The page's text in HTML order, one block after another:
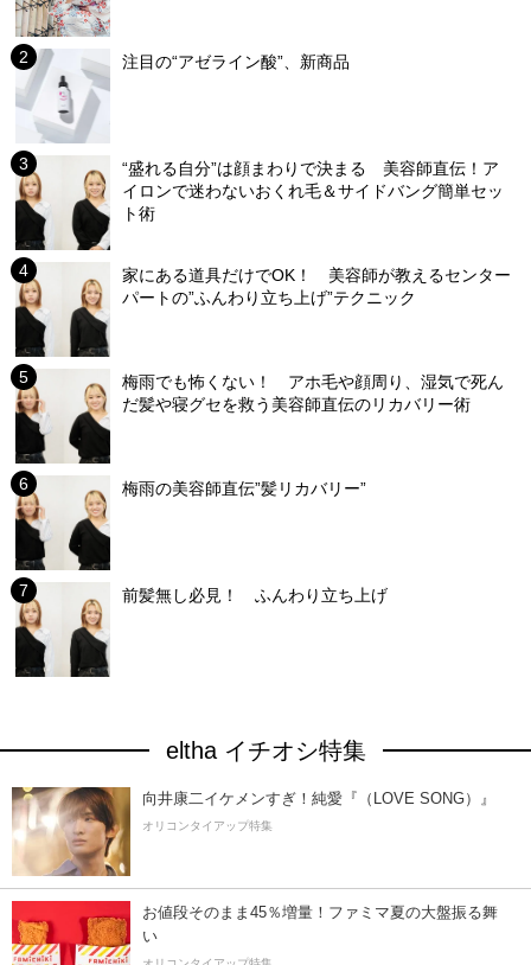
注目の“アゼライン酸”、新商品
“盛れる自分”は顔まわりで決まる 美容師直伝！ア
イロンで迷わないおくれ毛＆サイドバング簡単セッ
ト術
家にある道具だけでOK！ 美容師が教えるセンター
パートの”ふんわり立ち上げ”テクニック
梅雨でも怖くない！ アホ毛や顔周り、湿気で死ん
だ髪や寝グセを救う美容師直伝のリカバリー術
梅雨の美容師直伝”髪リカバリー”
前髪無し必見！ ふんわり立ち上げ
eltha イチオシ特集
向井康二イケメンすぎ！純愛『（LOVE SONG）』
オリコンタイアップ特集
お値段そのまま45％増量！ファミマ夏の大盤振る舞
い